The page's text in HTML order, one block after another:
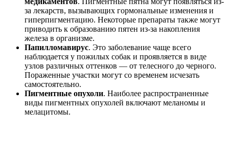
за лекарств, вызывающих гормональные изменения и
гиперпигментацию. Некоторые препараты также могут
приводить к образованию пятен из-за накопления
железа в организме.
Папилломавирус. Это заболевание чаще всего
наблюдается у пожилых собак и проявляется в виде
узлов различных оттенков — от телесного до черного.
Пораженные участки могут со временем исчезать
самостоятельно.
Пигментные опухоли. Наиболее распространенные
виды пигментных опухолей включают меланомы и
мелацитомы.